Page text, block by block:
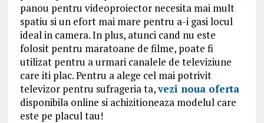
panou pentru videoproiector necesita mai mult
spatiu si un efort mai mare pentru a-i gasi locul
ideal in camera. In plus, atunci cand nu este
folosit pentru maratoane de filme, poate fi
utilizat pentru a urmari canalele de televiziune
care iti plac. Pentru a alege cel mai potrivit
televizor pentru sufrageria ta,vezi noua oferta
disponibila online si achizitioneaza modelul care
este pe placul tau!